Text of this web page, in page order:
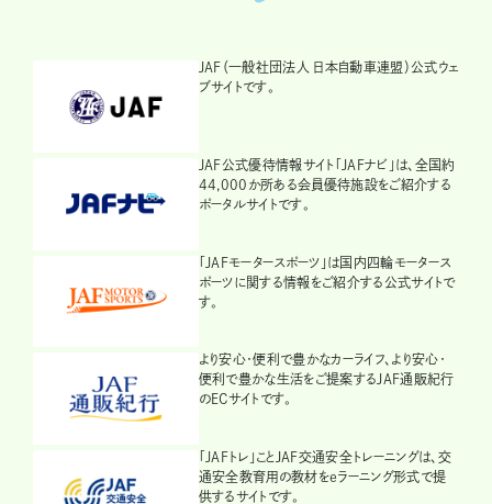
JAF（一般社団法人 日本自動車連盟）公式ウェ
ブサイトです。
JAF公式優待情報サイト「JAFナビ」は、全国約
44,000か所ある会員優待施設をご紹介する
ポータルサイトです。
「JAFモータースポーツ」は国内四輪モータース
ポーツに関する情報をご紹介する公式サイトで
す。
より安心・便利で豊かなカーライフ、より安心・
便利で豊かな生活をご提案するJAF通販紀行
のECサイトです。
「JAFトレ」ことJAF交通安全トレーニングは、交
通安全教育用の教材をeラーニング形式で提
供するサイトです。